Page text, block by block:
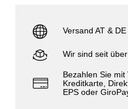
Versand AT &
Wir sind seit
Bezahlen Sie mit
Kreditkarte,
EPS oder